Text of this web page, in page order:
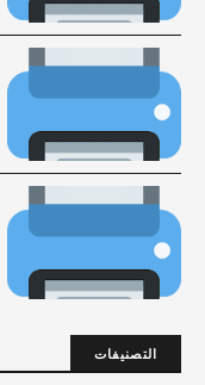
التصنيفات